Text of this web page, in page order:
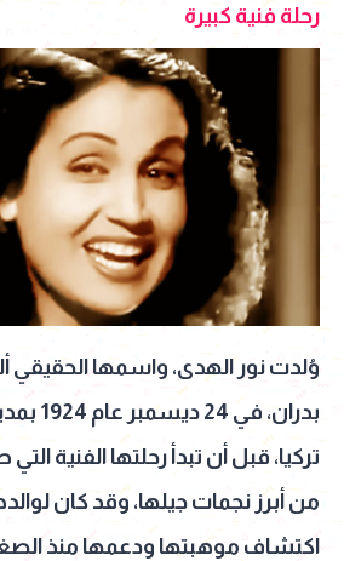
رحلة فنية كبيرة
وُلدت نور الهدى، واسمها الحقيقي
بدران،
تركيا، قبل أن تبدأ رحلتها الفنية
من أبرز نجمات جيلها، وقد كان
اكتشاف موهبتها ودعمها منذ